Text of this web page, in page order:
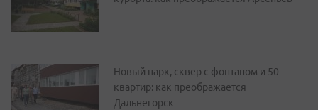
Новый парк, сквер с фонтаном и 50
квартир: как преображается
Дальнегорск